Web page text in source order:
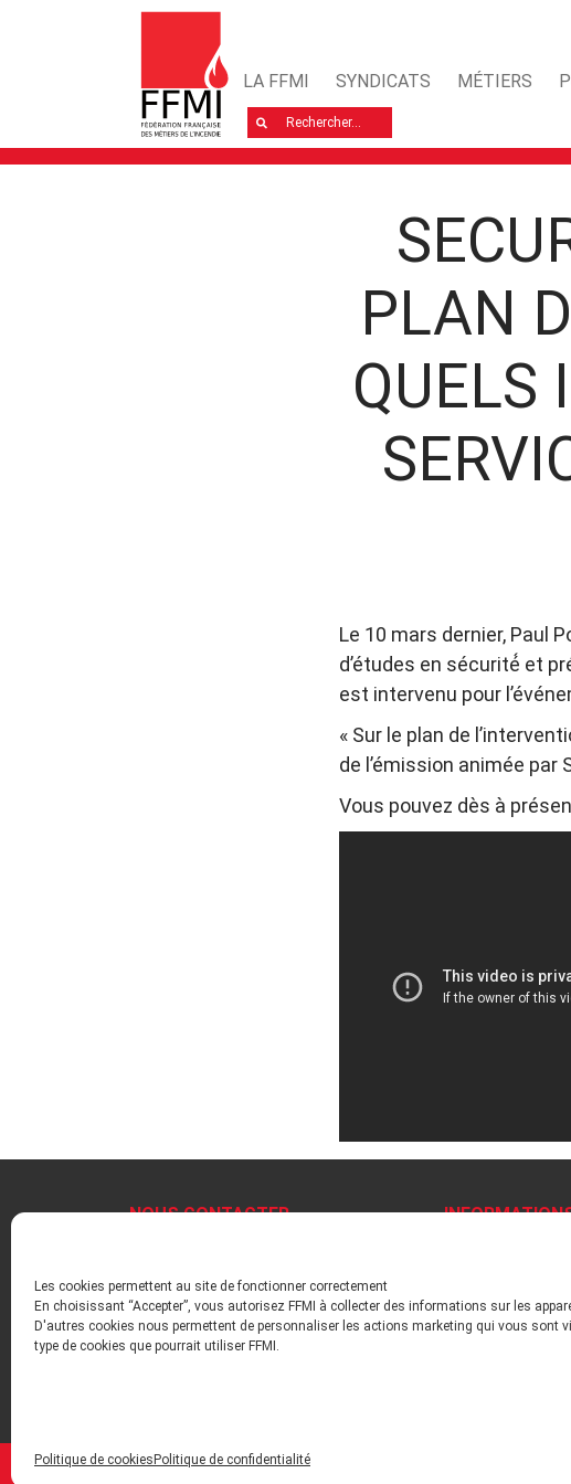
Les cookies permettent au site de fonctionner correctement
En choisissant “Accepter”, vous autorisez FFMI à collecter des informations sur les
D'autres cookies nous permettent de personnaliser les actions marketing qui vous sont
type de cookies que pourrait utiliser FFMI.
Politique de cookies Politique de confidentialité
LA FFMI SYNDICATS MÉTIERS
Rechercher
PLAN
QUELS
Le 10 mars dernier, Paul
d’études en sécurité́ et
est intervenu pour
« Sur le plan de
de l’émission animée par
Vous pouvez dès à
NOUS CONTACTER
contact@ffmi.asso.fr
Plan du site
Informations